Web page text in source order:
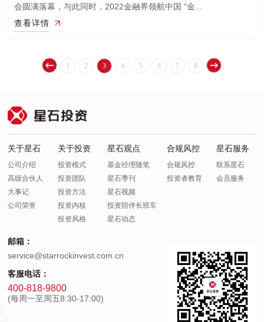
会圆满落幕，与此同时，2022金融界领航中国 “金...
查看详情
1 2 3 4 5 6 7 8
关于星石
公司介绍
高级合伙人
大事记
公司荣誉
关于投资
投资模式
投资团队
投资方法
投资内核
投资风格
星石观点
基金经理随笔
星石季刊
星石视频
投资陪伴长班车
星石动态
合规风控
合规风控
投资者教育
星石服务
联系星石
会员服务
邮箱：
service@starrockinvest.com.cn
客服电话：
400-818-9800
(每周一至周五8:30-17:00)